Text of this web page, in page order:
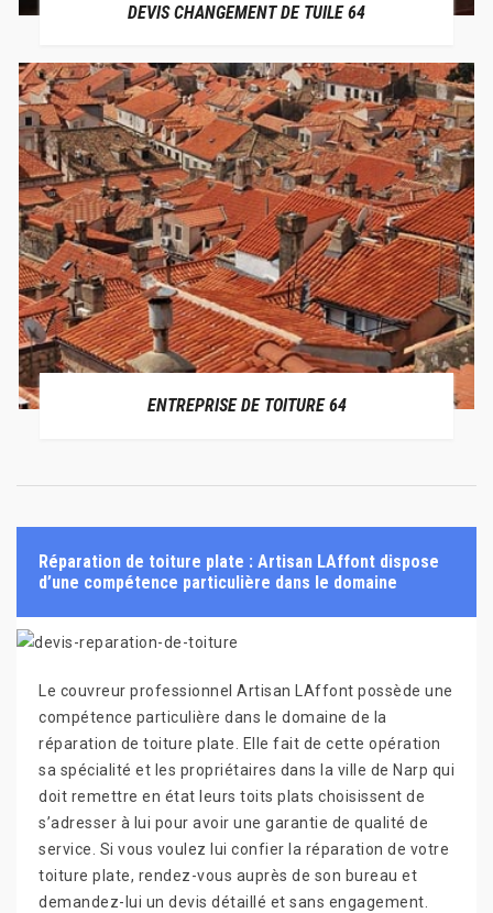
DEVIS CHANGEMENT DE TUILE 64
ENTREPRISE DE TOITURE 64
Réparation de toiture plate : Artisan LAffont dispose
d’une compétence particulière dans le domaine
Le couvreur professionnel Artisan LAffont possède une
compétence particulière dans le domaine de la
réparation de toiture plate. Elle fait de cette opération
sa spécialité et les propriétaires dans la ville de Narp qui
doit remettre en état leurs toits plats choisissent de
s’adresser à lui pour avoir une garantie de qualité de
service. Si vous voulez lui confier la réparation de votre
toiture plate, rendez-vous auprès de son bureau et
demandez-lui un devis détaillé et sans engagement.